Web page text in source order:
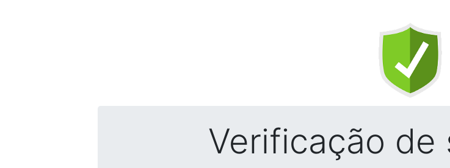
Verificação de